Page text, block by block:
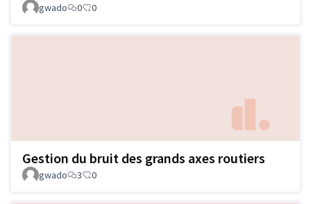
gwado 0 0
Gestion du bruit des grands axes routiers
gwado 3 0